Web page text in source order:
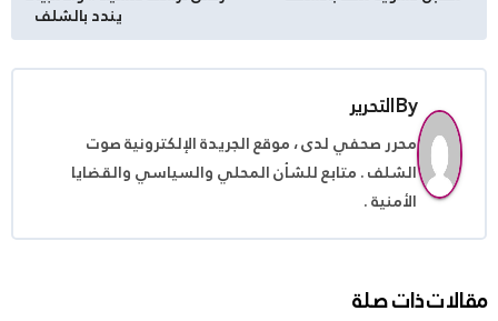
يندد بالشلف
Byالتحرير
محرر صحفي لدى ، موقع الجريدة الإلكترونية صوت
الشلف . متابع للشأن المحلي والسياسي والقضايا
الأمنية .
مقالات ذات صلة